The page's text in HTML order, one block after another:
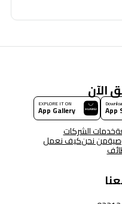
الآن
App
EXPLORE IT ON
App Gallery
خدمات الشركات
من نحنكيف نعمل